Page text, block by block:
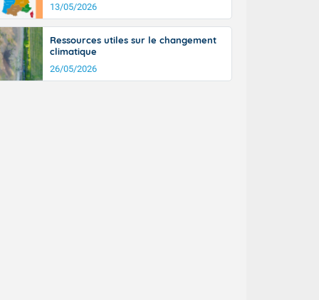
il fait
30 à 35
13/05/2026
Ressources utiles sur le changement
climatique
26/05/2026